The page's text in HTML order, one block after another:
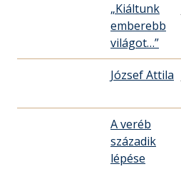
„Kiáltunk
emberebb
világot…”
József Attila
A veréb
századik
lépése